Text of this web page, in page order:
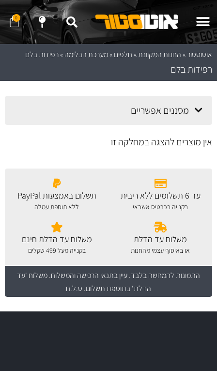
0
אוטוסטור»החנות המקוונת»חלפים»מערכת הבלימה»רפידות בלם
רפידות בלם
מסננים אפשריים
אין מוצרים להצגה במחלקה זו
עד 6 תשלומים ללא ריבית
בקנייה בכרטיס אשראי
תשלום באמצעות PayPal
ללא תוספת עמלה
משלוח עד הדלת
או באיסוף עצמי מהחנות
משלוח עד הדלת חינם
בקנייה מעל 499 שקלים
התמונות להמחשה בלבד.עיין בתנאי הרכישה והמשלוח. משלוח 'עד
הדלת' בתוספת תשלום. ט.ל.ח